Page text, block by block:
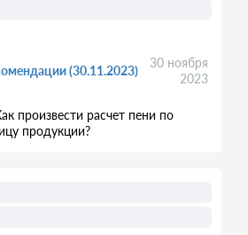
(30.11.2023)
30 ноября
2023
произвести расчет пени по
продукции?